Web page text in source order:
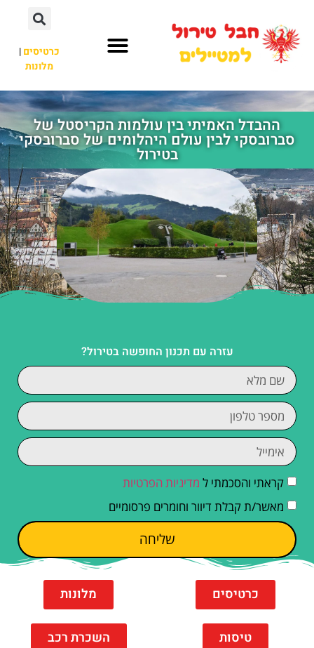
כרטיסים|
מלונות
ההבדל האמיתי בין עולמות הקריסטל של
סברובסקי לבין עולם היהלומים של סברובסקי
בטירול
עזרה עם תכנון החופשה בטירול?
קראתי והסכמתי ל מדיניות הפרטיות
מאשר/ת קבלת דיוור וחומרים פרסומיים
שליחה
כרטיסים מלונות
טיסות השכרת רכב